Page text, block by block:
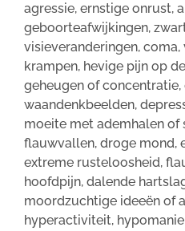
agressie, ernstige onrust,
geboorteafwijkingen,
visieveranderingen,
krampen, hevige pijn op
geheugen of
waandenkbeelden,
moeite met ademhalen of
flauwvallen, droge mond,
extreme rusteloosheid,
hoofdpijn, dalende
moordzuchtige ideeën of
hyperactiviteit,